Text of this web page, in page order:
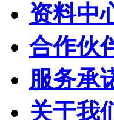
资料中
合作伙
服务承
关于我